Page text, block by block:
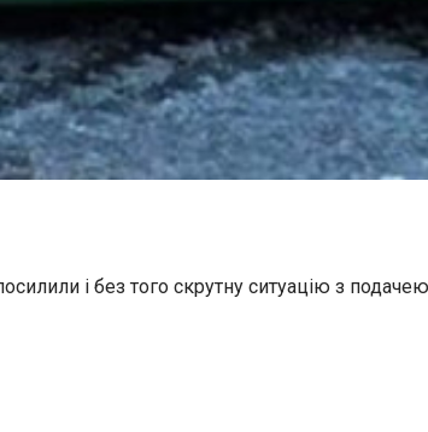
і без того скрутну ситуацію з